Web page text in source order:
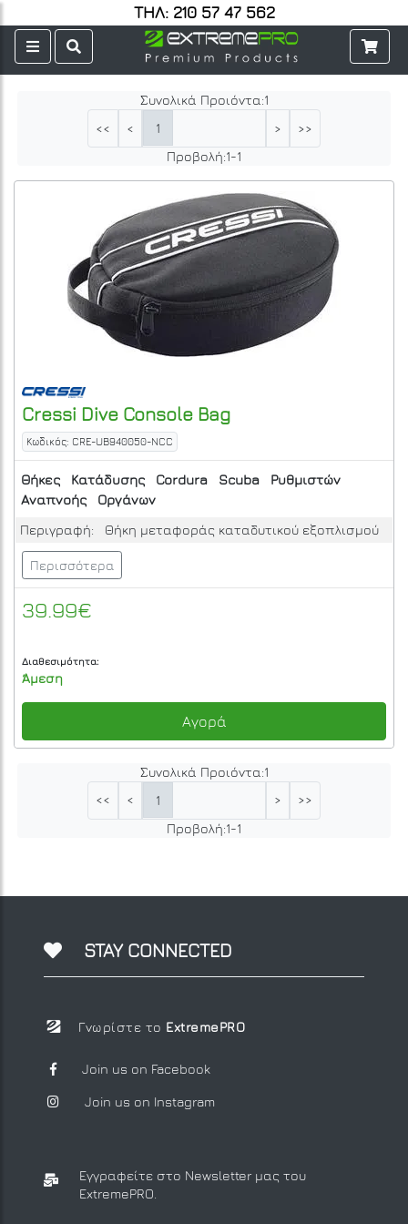
ΤΗΛ: 210 57 47 562
Συνολικά Προιόντα:1
<<
< 1 >
>>
Προβολή:1-1
Cressi Dive Console Bag
Κωδικός: CRE-UB940050-NCC
Θήκες Κατάδυσης Cordura Scuba
Ρυθμιστών
Αναπνοής
Οργάνων
Περιγραφή:
Θήκη μεταφοράς καταδυτικού εξοπλισμού
Περισσότερα
39.99€
Διαθεσιμότητα:
Άμεση
Αγορά
Συνολικά Προιόντα:1
<<
< 1 >
>>
Προβολή:1-1
STAY CONNECTED
Γνωρίστε το ExtremePRO
Join us on Facebook
Join us on Instagram
Εγγραφείτε στο Newsletter μας του
ExtremePRO.